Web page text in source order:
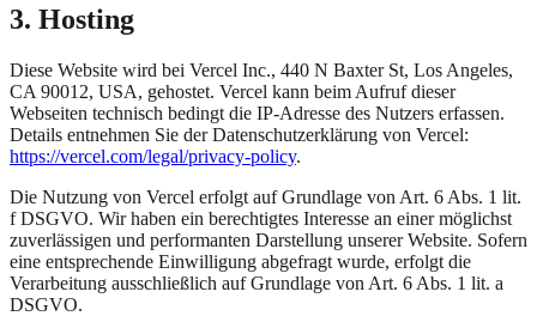
3. Hosting
Diese Website wird bei Vercel Inc., 440 N Baxter St, Los Angeles,
CA 90012, USA, gehostet. Vercel kann beim Aufruf dieser
Webseiten technisch bedingt die IP-Adresse des Nutzers erfassen.
Details entnehmen Sie der Datenschutzerklärung von Vercel:
https://vercel.com/legal/privacy-policy.
Die Nutzung von Vercel erfolgt auf Grundlage von Art. 6 Abs. 1 lit.
f DSGVO. Wir haben ein berechtigtes Interesse an einer möglichst
zuverlässigen und performanten Darstellung unserer Website. Sofern
eine entsprechende Einwilligung abgefragt wurde, erfolgt die
Verarbeitung ausschließlich auf Grundlage von Art. 6 Abs. 1 lit. a
DSGVO.